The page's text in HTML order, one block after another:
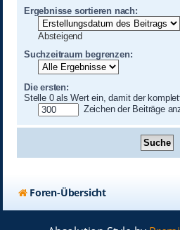
Ergebnisse sortieren nach:
Absteigend
Suchzeitraum begrenzen:
Die ersten:
Stelle 0 als Wert ein, damit der
Zeichen der Beiträge
Foren-Übersicht